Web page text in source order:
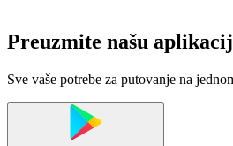
Preuzmite našu
Sve vaše potrebe za putovanje na